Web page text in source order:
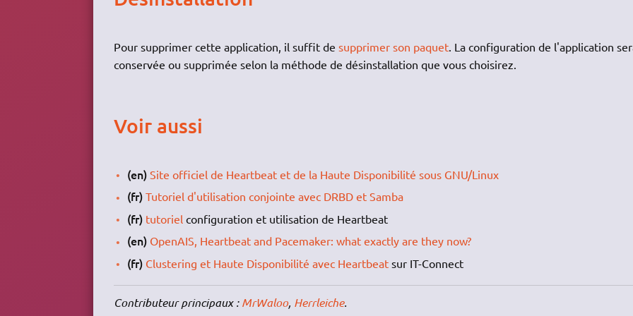
Pour supprimer cette application, il suffit de supprimer son paquet. La configuration de l'application
conservée ou supprimée selon la méthode de désinstallation que vous choisirez.
Voir aussi
(en) Site officiel de Heartbeat et de la Haute Disponibilité sous GNU/Linux
(fr) Tutoriel d'utilisation conjointe avec DRBD et Samba
(fr) tutoriel configuration et utilisation de Heartbeat
(en) OpenAIS, Heartbeat and Pacemaker: what exactly are they now?
(fr) Clustering et Haute Disponibilité avec Heartbeat sur IT-Connect
Contributeur principaux :MrWaloo, Herrleiche.